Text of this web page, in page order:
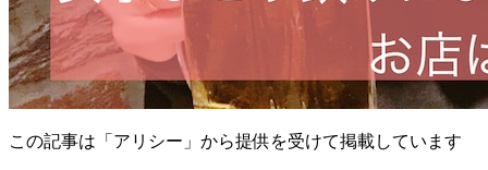
この記事は「アリシー」から提供を受けて掲載しています